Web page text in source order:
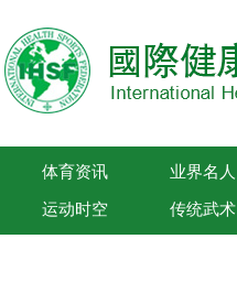
体育资讯 业界名人
运动时空 传统武术